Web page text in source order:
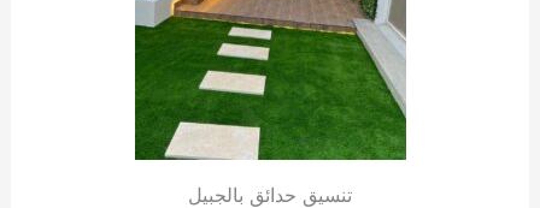
تنسيق حدائق بالجبيل